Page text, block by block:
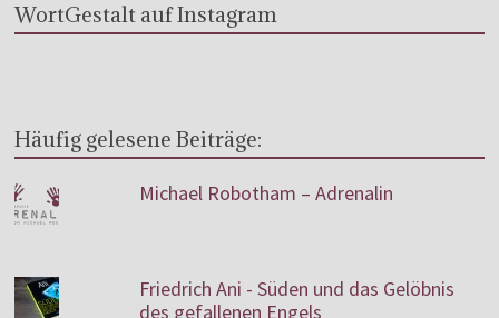
WortGestalt auf Instagram
Häufig gelesene Beiträge:
Michael Robotham – Adrenalin
Friedrich Ani - Süden und das Gelöbnis
des gefallenen Engels